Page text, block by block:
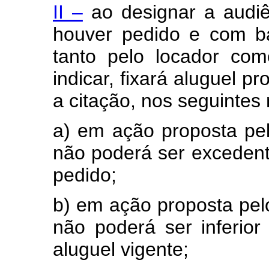
II –ao designar a
houver pedido e com
tanto pelo locador
indicar, fixará aluguel
a citação, nos seguintes
a) em ação proposta
não poderá ser
pedido;
b) em ação proposta
não poderá ser
aluguel vigente;